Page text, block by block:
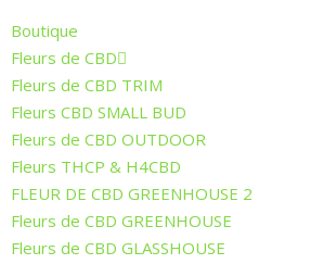
Boutique
Fleurs de CBD
Fleurs de CBD TRIM
Fleurs CBD SMALL BUD
Fleurs de CBD OUTDOOR
Fleurs THCP & H4CBD
FLEUR DE CBD GREENHOUSE 2
Fleurs de CBD GREENHOUSE
Fleurs de CBD GLASSHOUSE